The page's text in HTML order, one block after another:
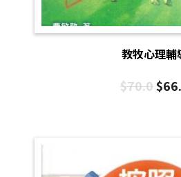
教牧心理輔
$70.0$